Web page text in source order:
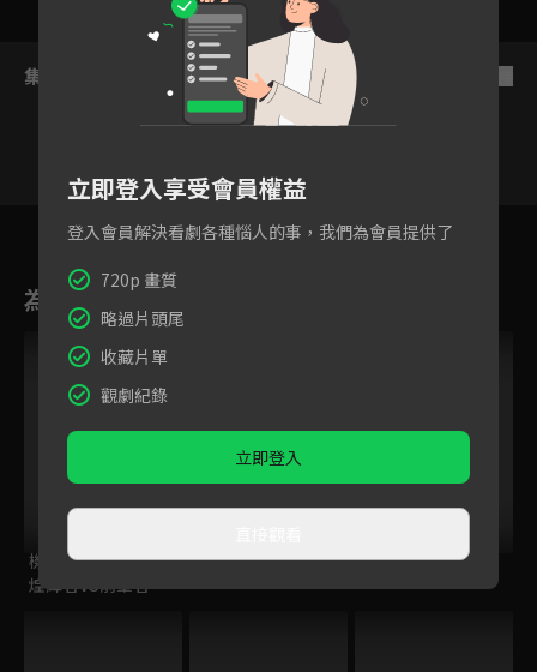
集數列表
2 3 4 5
為您推薦
機界戰隊全開者VS
煌輝者VS前輩者
仙劍奇俠傳3 仙劍奇俠傳1
立即登入享受會員權益
登入會員解決看劇各種惱人的事，我們為會員提供了
720p 畫質
略過片頭尾
收藏片單
觀劇紀錄
立即登入